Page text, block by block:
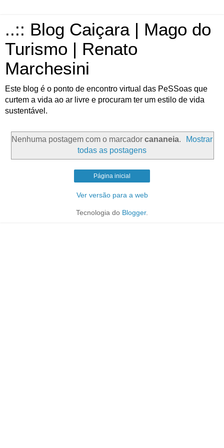
..:: Blog Caiçara | Mago do
Turismo | Renato
Marchesini
Este blog é o ponto de encontro virtual das PeSSoas que
curtem a vida ao ar livre e procuram ter um estilo de vida
sustentável.
Nenhuma postagem com o marcador cananeia.
Mostrar
todas as postagens
Página inicial
Ver versão para a web
Tecnologia do Blogger.